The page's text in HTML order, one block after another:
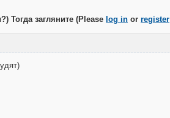
Тогда загляните (Please log in or register